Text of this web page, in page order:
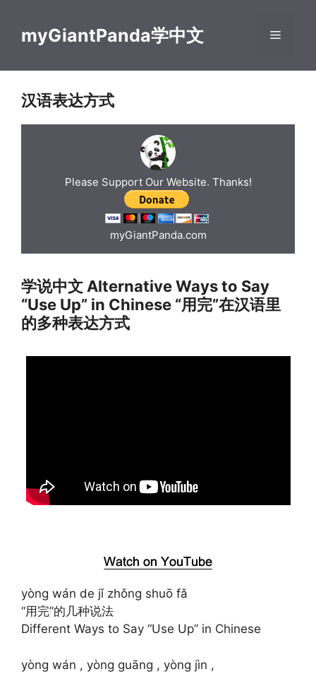
contentmyGiantPanda学中文 Menu
汉语表达方式
Please Support Our Website. Thanks!
myGiantPanda.com
学说中文 Alternative Ways to Say
“Use Up” in Chinese “用完”在汉语里
的多种表达方式
yòng wán de jǐ zhǒng shuō fǎ
“用完”的几种说法
Different Ways to Say “Use Up” in Chinese
yòng wán , yòng guāng , yòng jìn ,